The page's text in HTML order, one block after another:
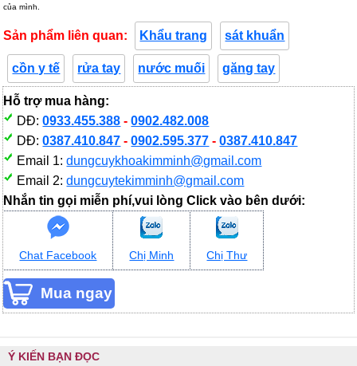
của mình.
Sản phẩm liên quan: Khẩu trang sát khuẩn
cồn y tế rửa tay nước muối găng tay
Hỗ trợ mua hàng:
DĐ:0933.455.388 -0902.482.008
DĐ:0387.410.847 -0902.595.377 -0387.410.847
Email 1:dungcuykhoakimminh@gmail.com
Email 2:dungcuytekimminh@gmail.com
Nhắn tin gọi miễn phí,vui lòng Click vào bên dưới:
Chat Facebook Chị Minh Chị Thư
Ý KIẾN BẠN ĐỌC